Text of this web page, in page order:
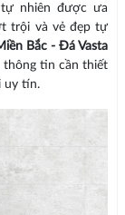
nhiên được ưa
trội và vẻ đẹp tự
Bắc - Đá Vasta
thông tin cần thiết
uy tín.